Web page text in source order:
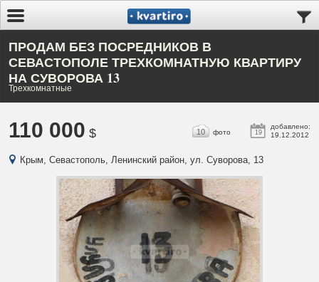
ПРОДАМ БЕЗ ПОСРЕДНИКОВ В
СЕВАСТОПОЛЕ ТРЕХКОМНАТНУЮ КВАРТИРУ
НА СУВОРОВА 13
Трехкомнатные
110 000 $ 19
добавлено:
19.12.2012
10 фото
Крым, Севастополь, Ленинский район, ул. Суворова, 13